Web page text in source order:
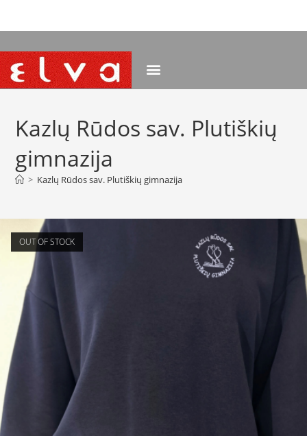
Kazlų Rūdos sav. Plutiškių
gimnazija
> Kazlų Rūdos sav. Plutiškių gimnazija
OUT OF STOCK